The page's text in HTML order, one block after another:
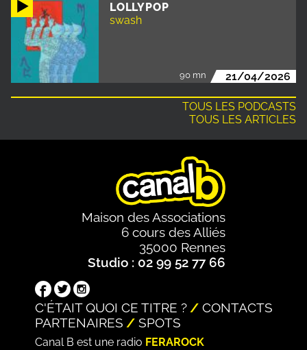
LOLLYPOP
swash
90 mn 21/04/2026
TOUS LES PODCASTS
TOUS LES ARTICLES
Maison des Associations
6 cours des Alliés
35000 Rennes
Studio : 02 99 52 77 66
C'ÉTAIT QUOI CE TITRE ?
CONTACTS
PARTENAIRES
SPOTS
Canal B est une radio FERAROCK